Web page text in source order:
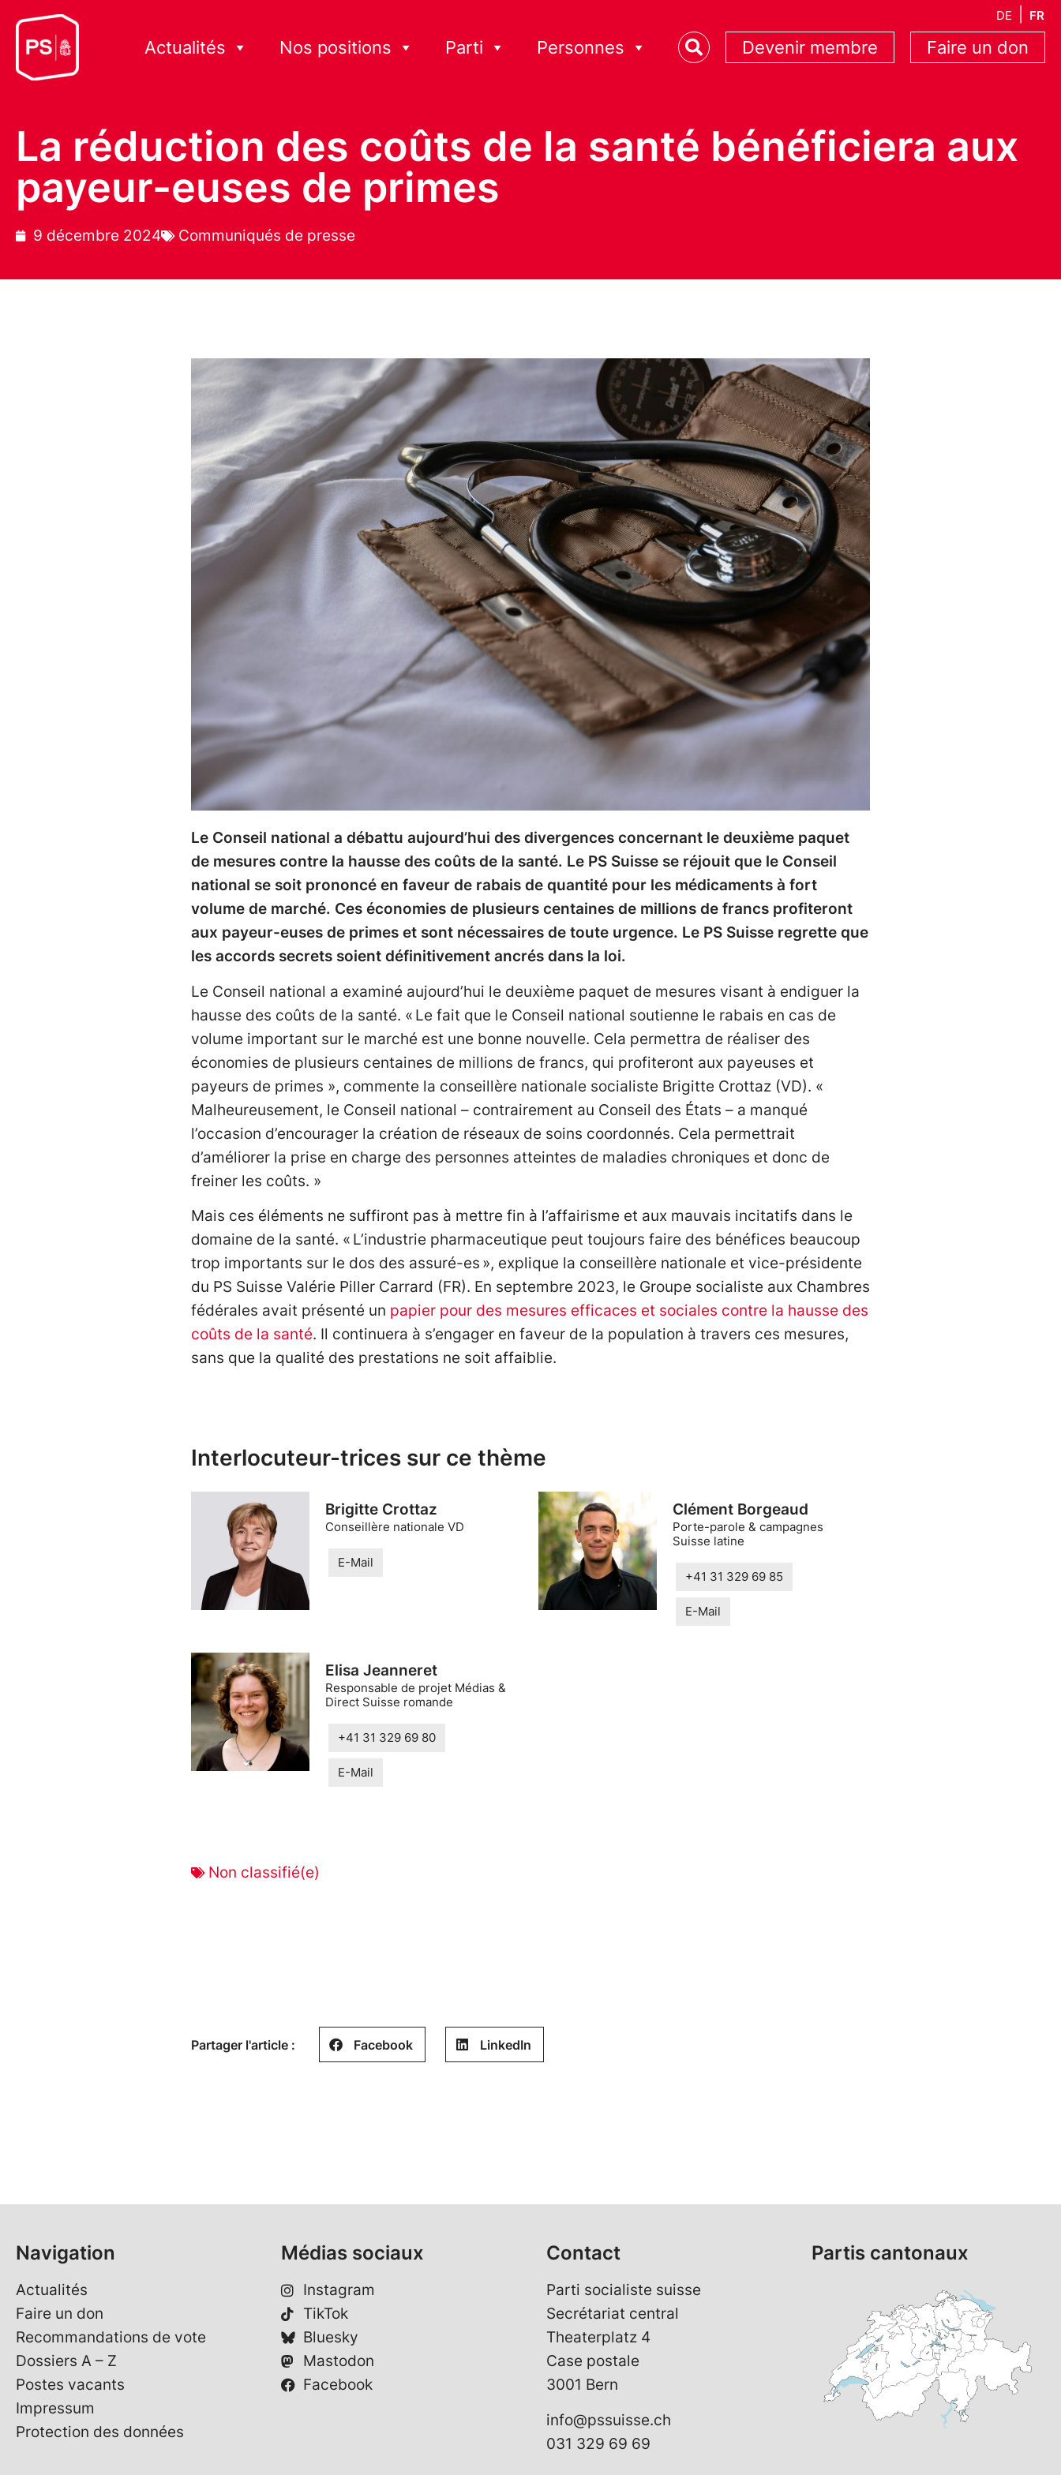
DE FR
Actualités Nos positions Parti Personnes Devenir membre Faire un don
La réduction des coûts de la santé bénéficiera aux
payeur-euses de primes
9 décembre 2024 Communiqués de presse
Le Conseil national a débattu aujourd’hui des divergences concernant le deuxième paquet
de mesures contre la hausse des coûts de la santé. Le PS Suisse se réjouit que le Conseil
national se soit prononcé en faveur de rabais de quantité pour les médicaments à fort
volume de marché. Ces économies de plusieurs centaines de millions de francs profiteront
aux payeur-euses de primes et sont nécessaires de toute urgence. Le PS Suisse regrette que
les accords secrets soient définitivement ancrés dans la loi.
Le Conseil national a examiné aujourd’hui le deuxième paquet de mesures visant à endiguer la
hausse des coûts de la santé. « Le fait que le Conseil national soutienne le rabais en cas de
volume important sur le marché est une bonne nouvelle. Cela permettra de réaliser des
économies de plusieurs centaines de millions de francs, qui profiteront aux payeuses et
payeurs de primes », commente la conseillère nationale socialiste Brigitte Crottaz (VD). «
Malheureusement, le Conseil national – contrairement au Conseil des États – a manqué
l’occasion d’encourager la création de réseaux de soins coordonnés. Cela permettrait
d’améliorer la prise en charge des personnes atteintes de maladies chroniques et donc de
freiner les coûts. »
Mais ces éléments ne suffiront pas à mettre fin à l’affairisme et aux mauvais incitatifs dans le
domaine de la santé. « L’industrie pharmaceutique peut toujours faire des bénéfices beaucoup
trop importants sur le dos des assuré-es », explique la conseillère nationale et vice-présidente
du PS Suisse Valérie Piller Carrard (FR). En septembre 2023, le Groupe socialiste aux Chambres
fédérales avait présenté un papier pour des mesures efficaces et sociales contre la hausse des
coûts de la santé. Il continuera à s’engager en faveur de la population à travers ces mesures,
sans que la qualité des prestations ne soit affaiblie.
Interlocuteur-trices sur ce thème
Brigitte Crottaz
Conseillère nationale VD
E-Mail
Clément Borgeaud
Porte-parole & campagnes
Suisse latine
+41 31 329 69 85
E-Mail
Elisa Jeanneret
Responsable de projet Médias &
Direct Suisse romande
+41 31 329 69 80
E-Mail
Non classifié(e)
Partager l'article : Facebook LinkedIn
Navigation
Actualités
Faire un don
Recommandations de vote
Dossiers A – Z
Postes vacants
Impressum
Protection des données
Médias sociaux
Instagram
TikTok
Bluesky
Mastodon
Facebook
Contact
Parti socialiste suisse
Secrétariat central
Theaterplatz 4
Case postale
3001 Bern
info@pssuisse.ch
031 329 69 69
Partis cantonaux